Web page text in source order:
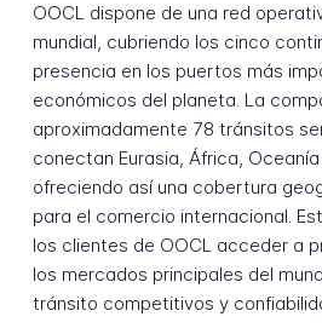
OOCL dispone de una red
mundial, cubriendo los cinco
presencia en los puertos más
económicos del planeta. La
aproximadamente 78 tránsitos
conectan Eurasia, África,
ofreciendo así una cobertura
para el comercio internacional.
los clientes de OOCL acceder a
los mercados principales del
tránsito competitivos y